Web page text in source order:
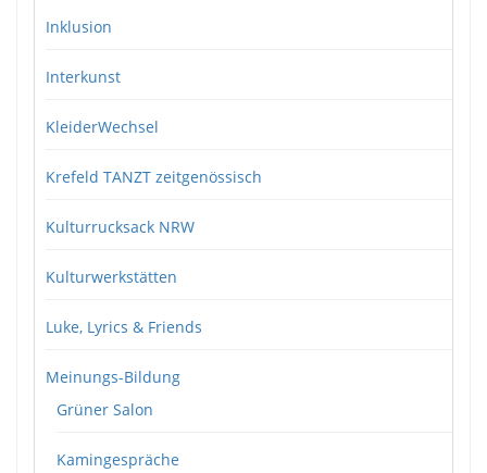
Inklusion
Interkunst
KleiderWechsel
Krefeld TANZT zeitgenössisch
Kulturrucksack NRW
Kulturwerkstätten
Luke, Lyrics & Friends
Meinungs-Bildung
Grüner Salon
Kamingespräche